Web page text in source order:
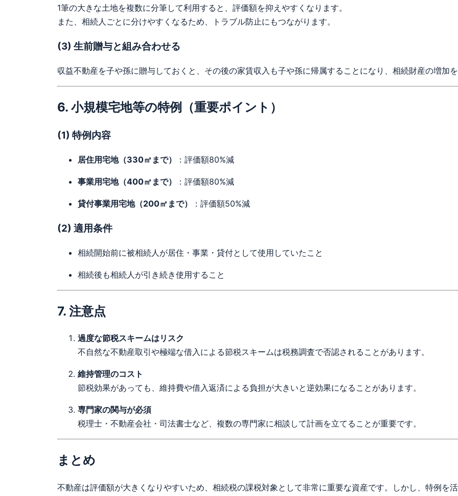
1筆の大きな土地を複数に分筆して利用すると、評価額を抑えやすくなります。
また、相続人ごとに分けやすくなるため、トラブル防止にもつながります。
(3) 生前贈与と組み合わせる
収益不動産を子や孫に贈与しておくと、その後の家賃収入も子や孫に帰属することになり、相続財産の増加
6. 小規模宅地等の特例（重要ポイント）
(1) 特例内容
居住用宅地（330㎡まで） ：評価額80%減
事業用宅地（400㎡まで） ：評価額80%減
貸付事業用宅地（200㎡まで） ：評価額50%減
(2) 適用条件
相続開始前に被相続人が居住・事業・貸付として使用していたこと
相続後も相続人が引き続き使用すること
7. 注意点
過度な節税スキームはリスク
不自然な不動産取引や極端な借入による節税スキームは税務調査で否認されることがあります。
維持管理のコスト
節税効果があっても、維持費や借入返済による負担が大きいと逆効果になることがあります。
専門家の関与が必須
税理士・不動産会社・司法書士など、複数の専門家に相談して計画を立てることが重要です。
まとめ
不動産は評価額が大きくなりやすいため、相続税の課税対象として非常に重要な資産です。しかし、特例を